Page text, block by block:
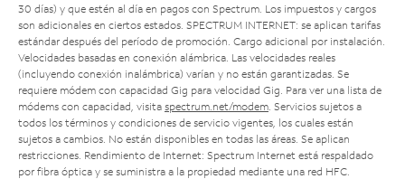
30 días) y que estén al día en pagos con Spectrum. Los impuestos y cargos
son adicionales en ciertos estados. SPECTRUM INTERNET: se aplican tarifas
estándar después del período de promoción. Cargo adicional por instalación.
Velocidades basadas en conexión alámbrica. Las velocidades reales
(incluyendo conexión inalámbrica) varían y no están garantizadas. Se
requiere módem con capacidad Gig para velocidad Gig. Para ver una lista de
módems con capacidad, visita spectrum.net/modem . Servicios sujetos a
todos los términos y condiciones de servicio vigentes, los cuales están
sujetos a cambios. No están disponibles en todas las áreas. Se aplican
restricciones. Rendimiento de Internet: Spectrum Internet está respaldado
por fibra óptica y se suministra a la propiedad mediante una red HFC.